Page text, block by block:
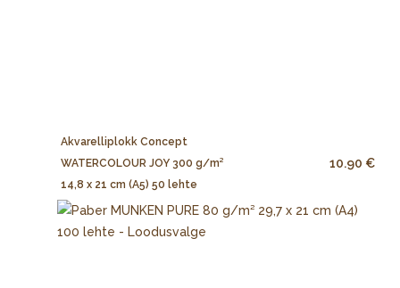
Akvarelliplokk Concept
WATERCOLOUR JOY 300 g/m²
14,8 x 21 cm (A5) 50 lehte
10.90 €